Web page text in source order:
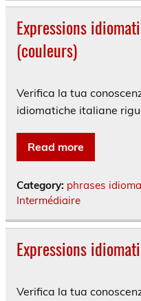
Expressions
(couleurs)
Verifica la tua
idiomatiche italiane
Read more
Category: phrases
Intermédiaire
Expressions
Verifica la tua